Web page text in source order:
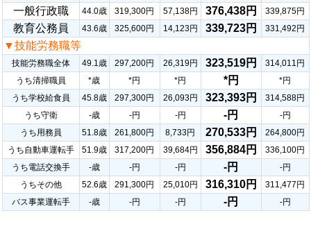
一般行政職 44.0歳 319,300円 57,138円 376,438円 339,875円
教育公務員 43.6歳 325,600円 14,123円 339,723円 331,492円
▼技能労務職等
技能労務職全体 49.1歳 297,200円 26,319円 323,519円
314,011円
うち清掃職員
*歳 *円 *円 *円
*円
うち学校給食員
45.8歳 297,300円 26,093円 323,393円
314,588円
うち守衛
-歳 -円 -円 -円
-円
うち用務員
51.8歳 261,800円 8,733円 270,533円
264,800円
うち自動車運転手
51.9歳 317,200円 39,684円 356,884円
336,100円
うち電話交換手
-歳 -円 -円 -円
-円
うちその他
52.6歳 291,300円 25,010円 316,310円
311,477円
バス事業運転手
-歳 -円 -円 -円 -円